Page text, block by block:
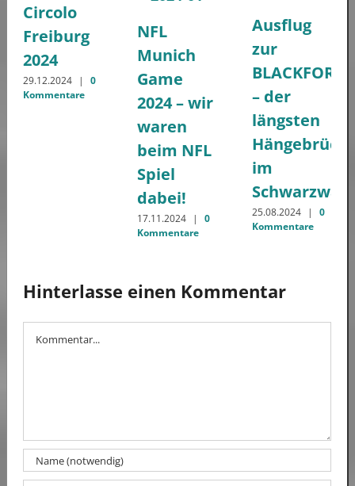
Circolo
Freiburg
2024
29.12.2024 |
0
Kommentare
NFL
Munich
Game
2024 – wir
waren
beim NFL
Spiel
dabei!
17.11.2024 |
0
Kommentare
Ausflug
zur
– der
längsten
im
Schwarzwald
25.08.2024 |
0
Kommentare
Hinterlasse einen Kommentar
Kommentar